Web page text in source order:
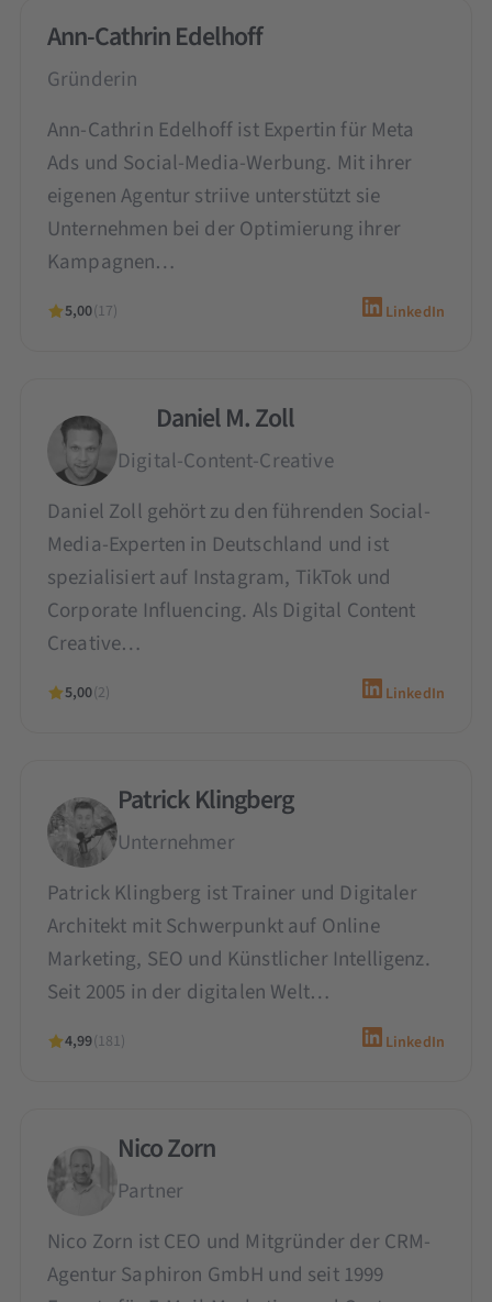
Ann-Cathrin Edelhoff
Gründerin
Ann-Cathrin Edelhoff ist Expertin für Meta
Ads und Social-Media-Werbung. Mit ihrer
eigenen Agentur striive unterstützt sie
Unternehmen bei der Optimierung ihrer
Kampagnen…
5,00(17) LinkedIn
Daniel M. Zoll
Digital-Content-Creative
Daniel Zoll gehört zu den führenden Social-
Media-Experten in Deutschland und ist
spezialisiert auf Instagram, TikTok und
Corporate Influencing. Als Digital Content
Creative…
5,00(2) LinkedIn
Patrick Klingberg
Unternehmer
Patrick Klingberg ist Trainer und Digitaler
Architekt mit Schwerpunkt auf Online
Marketing, SEO und Künstlicher Intelligenz.
Seit 2005 in der digitalen Welt…
4,99(181) LinkedIn
Nico Zorn
Partner
Nico Zorn ist CEO und Mitgründer der CRM-
Agentur Saphiron GmbH und seit 1999